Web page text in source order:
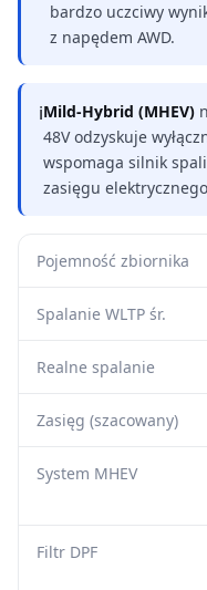
bardzo uczciwy
z napędem AWD.
ℹMild-Hybrid (MHEV)
48V odzyskuje
wspomaga silnik
zasięgu
Pojemność zbiornika
Spalanie WLTP śr.
Realne spalanie
Zasięg (szacowany)
System MHEV
Filtr DPF